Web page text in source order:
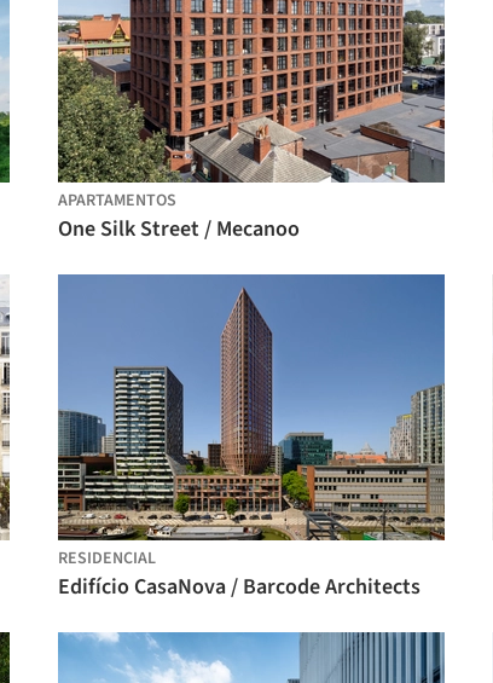
APARTAMENTOS
One Silk Street / Mecanoo
RESIDENCIAL
Edifício CasaNova / Barcode Architects